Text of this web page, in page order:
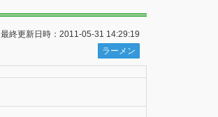
最終更新日時：2011-05-31 14:29:19
ラーメン